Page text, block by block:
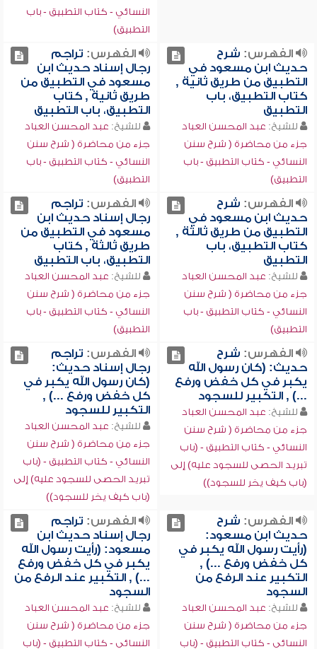
النسائي - كتاب التطبيق - باب
التطبيق)
الفهرس: شرح
حديث ابن مسعود في
التطبيق من طريق ثانية ,
كتاب التطبيق، باب
التطبيق
للشيخ: عبد المحسن العباد
جزء من محاضرة ( شرح سنن
النسائي - كتاب التطبيق - باب
التطبيق)
الفهرس: تراجم
رجال إسناد حديث ابن
مسعود في التطبيق من
طريق ثانية , كتاب
التطبيق، باب التطبيق
للشيخ: عبد المحسن العباد
جزء من محاضرة ( شرح سنن
النسائي - كتاب التطبيق - باب
التطبيق)
الفهرس: شرح
حديث ابن مسعود في
التطبيق من طريق ثالثة ,
كتاب التطبيق، باب
التطبيق
للشيخ: عبد المحسن العباد
جزء من محاضرة ( شرح سنن
النسائي - كتاب التطبيق - باب
التطبيق)
الفهرس: تراجم
رجال إسناد حديث ابن
مسعود في التطبيق من
طريق ثالثة , كتاب
التطبيق، باب التطبيق
للشيخ: عبد المحسن العباد
جزء من محاضرة ( شرح سنن
النسائي - كتاب التطبيق - باب
التطبيق)
الفهرس: شرح
حديث: (كان رسول الله
يكبر في كل خفض ورفع
...) , التكبير للسجود
للشيخ: عبد المحسن العباد
جزء من محاضرة ( شرح سنن
النسائي - كتاب التطبيق - (باب
تبريد الحصى للسجود عليه) إلى
(باب كيف يخر للسجود))
الفهرس: تراجم
رجال إسناد حديث:
(كان رسول الله يكبر في
كل خفض ورفع ...) ,
التكبير للسجود
للشيخ: عبد المحسن العباد
جزء من محاضرة ( شرح سنن
النسائي - كتاب التطبيق - (باب
تبريد الحصى للسجود عليه) إلى
(باب كيف يخر للسجود))
الفهرس: شرح
حديث ابن مسعود:
(رأيت رسول الله يكبر في
كل خفض ورفع ...) ,
التكبير عند الرفع من
السجود
للشيخ: عبد المحسن العباد
جزء من محاضرة ( شرح سنن
النسائي - كتاب التطبيق - (باب
الفهرس: تراجم
رجال إسناد حديث ابن
مسعود: (رأيت رسول الله
يكبر في كل خفض ورفع
...) , التكبير عند الرفع من
السجود
للشيخ: عبد المحسن العباد
جزء من محاضرة ( شرح سنن
النسائي - كتاب التطبيق - (باب